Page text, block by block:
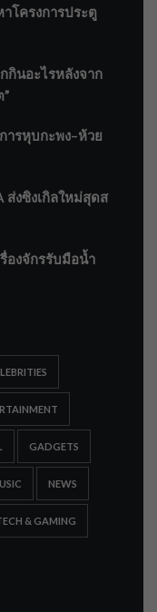
โครงการประตู
กินอะไรหลังจาก
ารหุบกะพง–ห้วย
ส่งซิงเกิลใหม่สุดส
องจักรรับมือน้ำ
GADGETS
NEWS
& GAMING